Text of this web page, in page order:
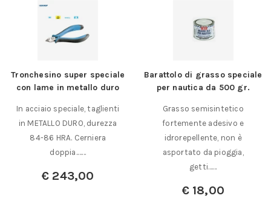
Barattolo di grasso speciale
per nautica da 500 gr.
Grasso semisintetico
fortemente adesivo e
idrorepellente, non è
asportato da pioggia,
Albero flessibile da
laboratorio a cambio
Albero flessibile con
cambio rapido del
manipolo frusta su
cuscinetti a sfera……